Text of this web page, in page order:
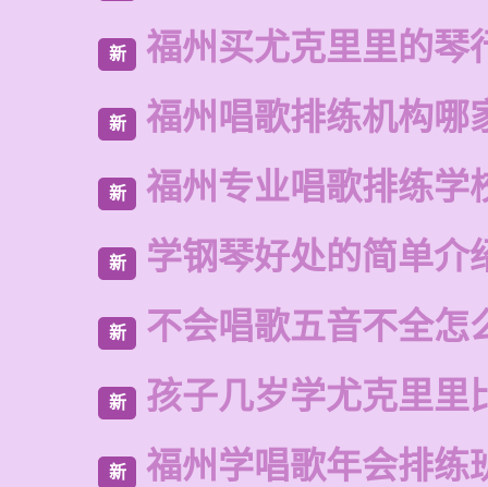
新 福州买尤克里里的琴
新 福州唱歌排练机构哪
新 福州专业唱歌排练学
新 学钢琴好处的简单介
新 不会唱歌五音不全怎
新 孩子几岁学尤克里里
新 福州学唱歌年会排练